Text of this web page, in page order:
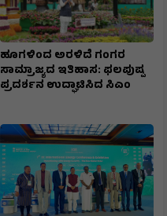
ಹೂಗಳಿಂದ ಅರಳಿದೆ ಗಂಗರ
ಸಾಮ್ರಾಜ್ಯದ ಇತಿಹಾಸ: ಫಲಪುಷ್ಪ
ಪ್ರದರ್ಶನ ಉದ್ಘಾಟಿಸಿದ ಸಿಎಂ